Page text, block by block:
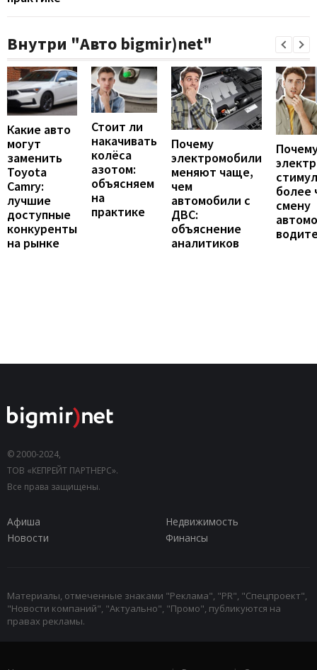
Внутри "Авто bigmir)net"
Какие авто
могут
заменить
Toyota
Camry:
лучшие
доступные
конкуренты
на рынке
Стоит ли
накачивать
колёса
азотом:
объясняем
на
практике
Почему
электромобили
меняют чаще,
чем
автомобили с
ДВС:
объяснение
аналитиков
более
смену
© 2000-2024,
ТОВ «КЕПРЕЙТ ПАРТНЕРС».
Все права защищены.
Афиша
Недвижимость
Новости
Финансы
Материалы, отмеченные знаками "Реклама", "PR", "Спецпроект",
"Новости компаний", "Актуально", "Промо", публикуются на
правах рекламы.